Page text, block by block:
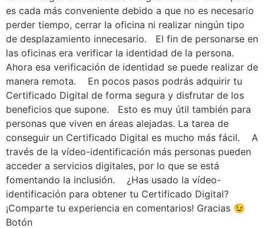
es cada más conveniente debido a que no es necesario
perder tiempo, cerrar la oficina ni realizar ningún tipo
de desplazamiento innecesario. El fin de personarse en
las oficinas era verificar la identidad de la persona.
Ahora esa verificación de identidad se puede realizar de
manera remota. En pocos pasos podrás adquirir tu
Certificado Digital de forma segura y disfrutar de los
beneficios que supone. Esto es muy útil también para
personas que viven en áreas alejadas. La tarea de
conseguir un Certificado Digital es mucho más fácil. A
través de la vídeo-identificación más personas pueden
acceder a servicios digitales, por lo que se está
fomentando la inclusión. ¿Has usado la vídeo-
identificación para obtener tu Certificado Digital?
¡Comparte tu experiencia en comentarios! Gracias 😉
Botón